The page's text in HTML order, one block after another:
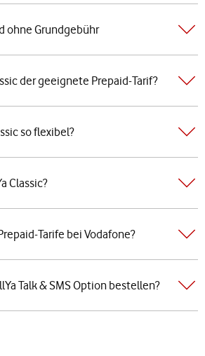
ohne Grundgebühr
der geeignete Prepaid-Tarif?
so flexibel?
Classic?
Tarife bei Vodafone?
Talk & SMS Option bestellen?